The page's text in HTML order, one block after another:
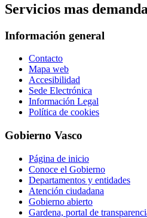
Servicios mas
Información general
Contacto
Mapa web
Accesibilidad
Sede Electrónica
Información Legal
Política de cookies
Gobierno Vasco
Página de inicio
Conoce el Gobierno
Departamentos y entidades
Atención ciudadana
Gobierno abierto
Gardena, portal de